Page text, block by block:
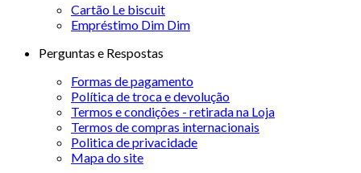
Cartão Le biscuit
Empréstimo Dim Dim
Perguntas e Respostas
Formas de pagamento
Política de troca e devolução
Termos e condições - retirada na Loja
Termos de compras internacionais
Politica de privacidade
Mapa do site